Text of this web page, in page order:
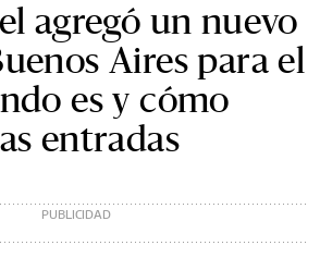
agregó un nuevo
Aires para el
es y cómo
entradas